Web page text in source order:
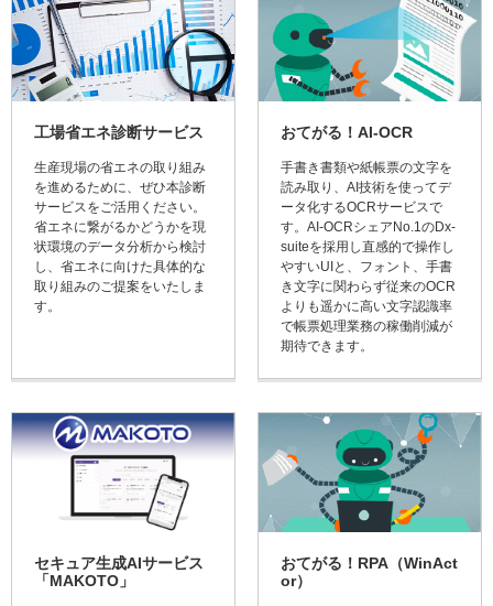
工場省エネ診断サービス
生産現場の省エネの取り組み
を進めるために、ぜひ本診断
サービスをご活用ください。
省エネに繋がるかどうかを現
状環境のデータ分析から検討
し、省エネに向けた具体的な
取り組みのご提案をいたしま
す。
おてがる！AI-OCR
手書き書類や紙帳票の文字を
読み取り、AI技術を使ってデ
ータ化するOCRサービスで
す。AI-OCRシェアNo.1のDx-
suiteを採用し直感的で操作し
やすいUIと、フォント、手書
き文字に関わらず従来のOCR
よりも遥かに高い文字認識率
で帳票処理業務の稼働削減が
期待できます。
セキュア生成AIサービス
「MAKOTO」
おてがる！RPA（WinAct
or）